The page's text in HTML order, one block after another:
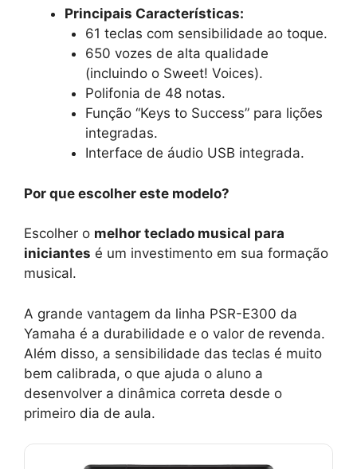
Principais Características:
61 teclas com sensibilidade ao toque.
650 vozes de alta qualidade
(incluindo o Sweet! Voices).
Polifonia de 48 notas.
Função “Keys to Success” para lições
integradas.
Interface de áudio USB integrada.
Por que escolher este modelo?
Escolher o melhor teclado musical para
iniciantes é um investimento em sua formação
musical.
A grande vantagem da linha PSR-E300 da
Yamaha é a durabilidade e o valor de revenda.
Além disso, a sensibilidade das teclas é muito
bem calibrada, o que ajuda o aluno a
desenvolver a dinâmica correta desde o
primeiro dia de aula.